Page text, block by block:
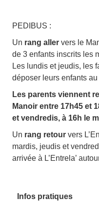
PEDIBUS :
Un rang aller vers le
de 3 enfants inscrits les
Les lundis et jeudis, les
déposer leurs enfants au
Les parents viennent
Manoir entre 17h45 et
et vendredis, à 16h le
Un rang retour vers
mardis, jeudis et
arrivée à L’Entrela’
Infos pratiques